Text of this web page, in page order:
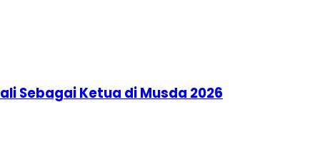
Sebagai Ketua di Musda 2026